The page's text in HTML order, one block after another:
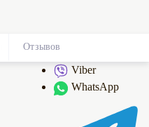
Viber
WhatsApp
Отзывов